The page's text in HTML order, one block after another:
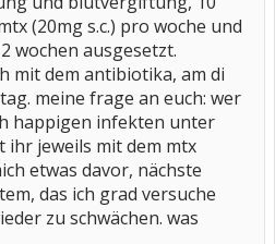
(20mg s.c.) pro woche und
wochen ausgesetzt.
mit dem antibiotika, am di
meine frage an euch: wer
happigen infekten unter
ihr jeweils mit dem mtx
etwas davor, nächste
das ich grad versuche
zu schwächen. was